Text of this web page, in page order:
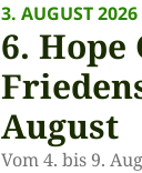
3. AUGUST 2026
6. Hope
August
Vom 4. bis 9.